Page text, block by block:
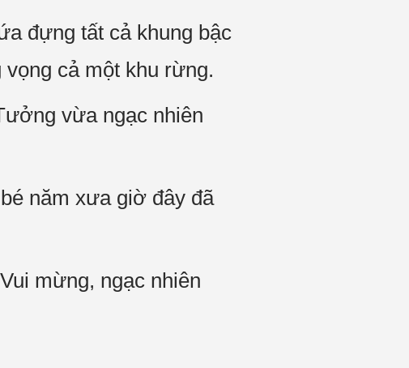
đựng tất cả khung bậc
cả một khu rừng.
vừa ngạc nhiên
năm xưa giờ đây đã
mừng, ngạc nhiên